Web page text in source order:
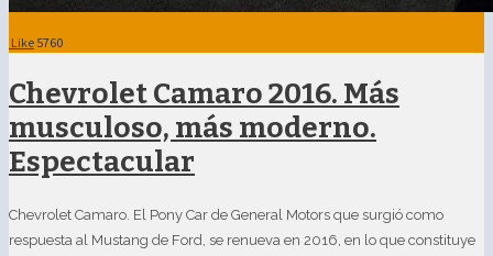
Like 5760
Chevrolet Camaro 2016. Más
musculoso, más moderno.
Espectacular
Chevrolet Camaro. El Pony Car de General Motors que surgió como
respuesta al Mustang de Ford, se renueva en 2016, en lo que constituye